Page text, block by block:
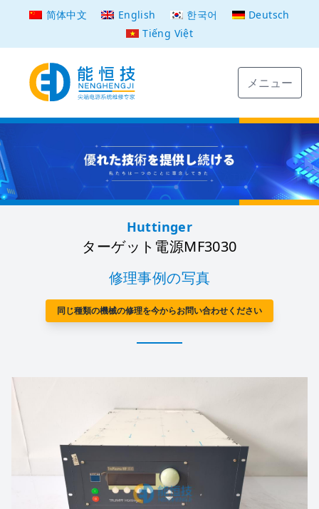
简体中文 English 한국어
Deutsch
Tiếng Việt
メニュー
Huttinger
ターゲット電源MF3030
修理事例の写真
同じ種類の機械の修理を今からお問い合わせください